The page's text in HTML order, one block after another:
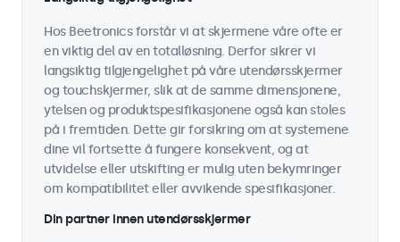
Hos Beetronics forstår vi at skjermene våre ofte er
en viktig del av en totalløsning. Derfor sikrer vi
langsiktig tilgjengelighet på våre utendørsskjermer
og touchskjermer, slik at de samme dimensjonene,
ytelsen og produktspesifikasjonene også kan stoles
på i fremtiden. Dette gir forsikring om at systemene
dine vil fortsette å fungere konsekvent, og at
utvidelse eller utskifting er mulig uten bekymringer
om kompatibilitet eller avvikende spesifikasjoner.
Din partner innen utendørsskjermer